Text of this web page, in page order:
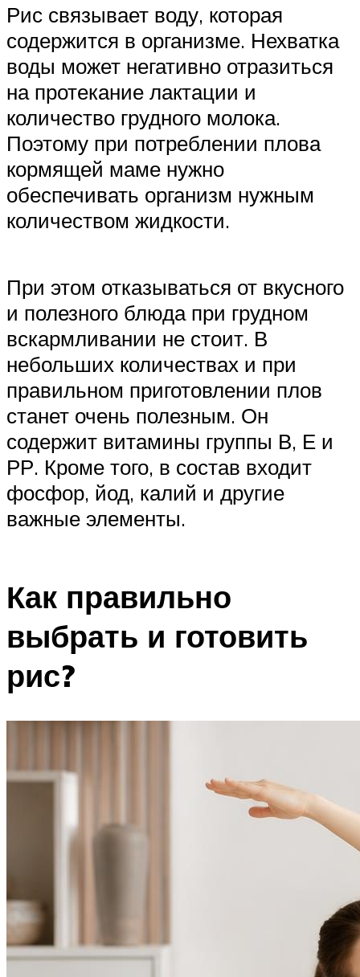
Рис связывает воду, которая
содержится в организме. Нехватка
воды может негативно отразиться
на протекание лактации и
количество грудного молока.
Поэтому при потреблении плова
кормящей маме нужно
обеспечивать организм нужным
количеством жидкости.
При этом отказываться от вкусного
и полезного блюда при грудном
вскармливании не стоит. В
небольших количествах и при
правильном приготовлении плов
станет очень полезным. Он
содержит витамины группы В, Е и
РР. Кроме того, в состав входит
фосфор, йод, калий и другие
важные элементы.
Как правильно
выбрать и готовить
рис?